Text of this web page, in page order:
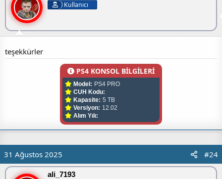
Kullanıcı
teşekkürler
PS4 KONSOL BİLGİLERİ
Model: PS4 PRO
CUH Kodu:
Kapasite: 5 TB
Versiyon: 12.02
Alım Yılı:
31 Ağustos 2025 #24
ali_7193